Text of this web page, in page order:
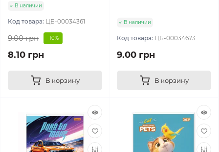
В наличии
Код товара: ЦБ-00034361
9.00 грн -10%
8.10 грн
В корзину
В наличии
Код товара: ЦБ-00034673
9.00 грн
В корзину